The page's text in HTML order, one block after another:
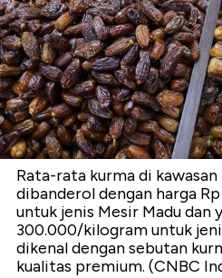
Rata-rata kurma di kawasan
dibanderol dengan harga
untuk jenis Mesir Madu dan
300.000/kilogram untuk
dikenal dengan sebutan
kualitas premium. (CNBC